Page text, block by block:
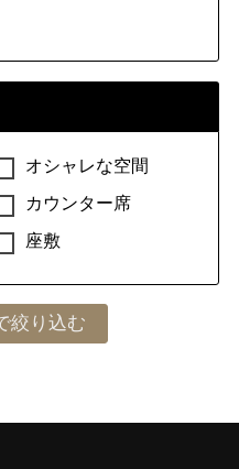
オシャレな空間
カウンター席
座敷